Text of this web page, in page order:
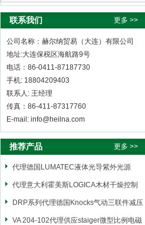
联系我们 更多 >>
公司名称：赫尔纳贸易（大连）有限公司
地址:大连保税区海航路9号
电话：86-0411-87187730
手机: 18804209403
联系人: 王经理
传真：86-411-87317760
E-mail: info@heilna.com
推荐产品 更多 >>
代理德国LUMATEC液体光导紫外光源
代理意大利霍美斯LOGICA木材干燥控制
仪
DRP系列代理德国Knocks气动三联件减压
阀
VA 204-102代理供应staiger微型比例电磁